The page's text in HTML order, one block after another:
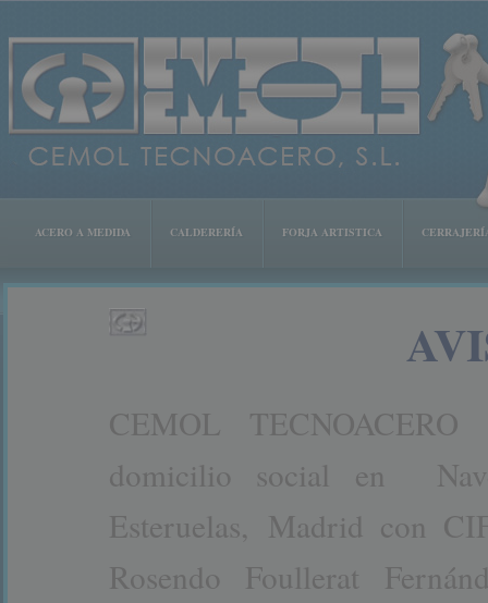
ACERO A MEDIDA CALDERERÍA FORJA ARTISTICA
CEMOL
domicilio social en
Esteruelas, Madrid con
Rosendo Foullerat